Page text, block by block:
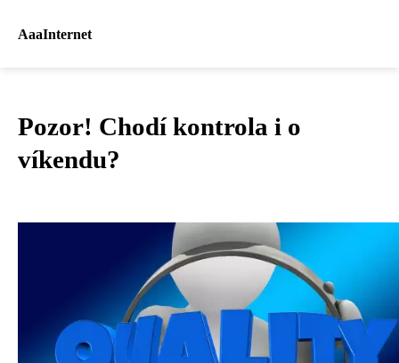
AaaInternet
Pozor! Chodí kontrola i o
víkendu?